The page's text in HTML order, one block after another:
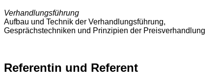
Verhandlungsführung
Aufbau und Technik der Verhandlungsführung,
Gesprächstechniken und Prinzipien der Preisverhandlung
Referentin und Referent